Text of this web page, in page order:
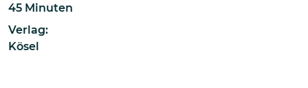
45 Minuten
Verlag:
Kösel